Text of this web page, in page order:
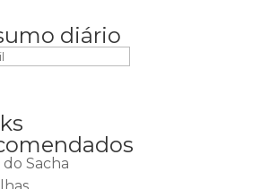
diário
Sacha